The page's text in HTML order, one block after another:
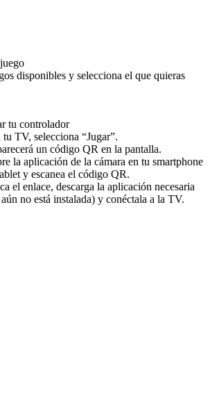
disponibles y selecciona el que quieras
tu controlador
tu TV, selecciona “Jugar”.
un código QR en la pantalla.
la aplicación de la cámara en tu smartphone
y escanea el código QR.
el enlace, descarga la aplicación necesaria
no está instalada) y conéctala a la TV.